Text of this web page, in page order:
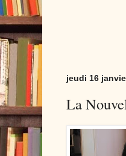
jeudi 16
La